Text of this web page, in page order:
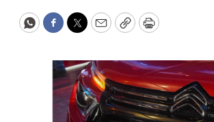
WhatsApp
Facebook
Twitter
EmailCopyPrint